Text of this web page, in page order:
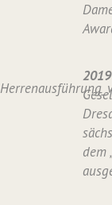
2019
dem